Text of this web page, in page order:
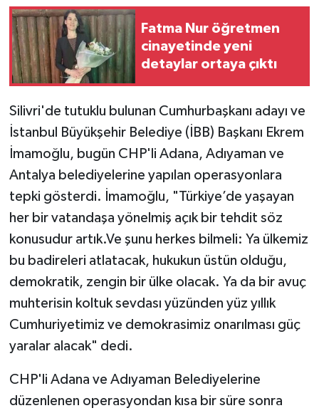
Fatma Nur öğretmen
cinayetinde yeni
detaylar ortaya çıktı
Silivri'de tutuklu bulunan Cumhurbaşkanı adayı ve
İstanbul Büyükşehir Belediye (İBB) Başkanı Ekrem
İmamoğlu, bugün CHP'li Adana, Adıyaman ve
Antalya belediyelerine yapılan operasyonlara
tepki gösterdi. İmamoğlu, "Türkiye’de yaşayan
her bir vatandaşa yönelmiş açık bir tehdit söz
konusudur artık.Ve şunu herkes bilmeli: Ya ülkemiz
bu badireleri atlatacak, hukukun üstün olduğu,
demokratik, zengin bir ülke olacak. Ya da bir avuç
muhterisin koltuk sevdası yüzünden yüz yıllık
Cumhuriyetimiz ve demokrasimiz onarılması güç
yaralar alacak" dedi.
CHP'li Adana ve Adıyaman Belediyelerine
düzenlenen operasyondan kısa bir süre sonra